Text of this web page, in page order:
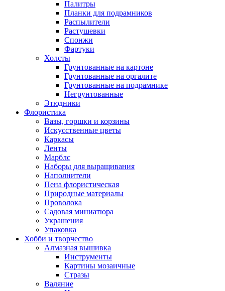
Палитры
Планки для подрамников
Распылители
Растушевки
Спонжи
Фартуки
Холсты
Грунтованные на картоне
Грунтованные на оргалите
Грунтованные на подрамнике
Негрунтованные
Этюдники
Флористика
Вазы, горшки и корзины
Искусственные цветы
Каркасы
Ленты
Марблс
Наборы для выращивания
Наполнители
Пена флористическая
Природные материалы
Проволока
Садовая миниатюра
Украшения
Упаковка
Хобби и творчество
Алмазная вышивка
Инструменты
Картины мозаичные
Стразы
Валяние